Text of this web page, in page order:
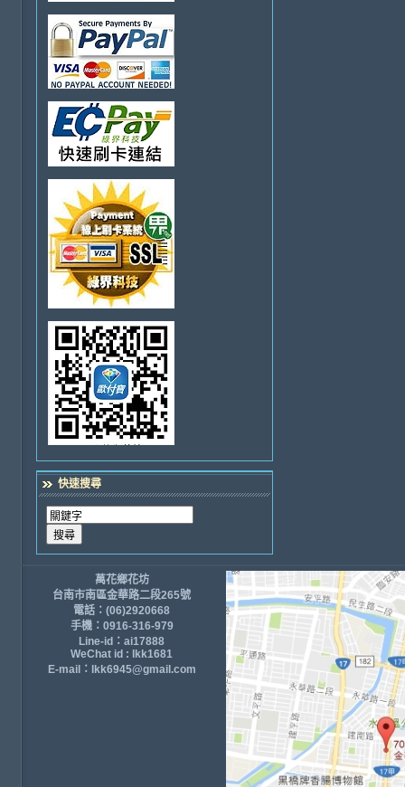
快速搜尋
萬花鄉花坊
台南市南區金華路二段265號
電話：(06)2920668
手機：0916-316-979
Line-id：ai17888
WeChat id : lkk1681
E-mail：lkk6945@gmail.com